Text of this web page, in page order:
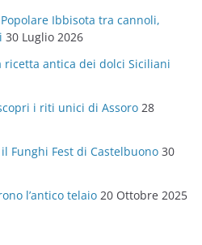
Ibbisota tra cannoli,
30 Luglio 2026
ricetta antica dei dolci Siciliani
i riti unici di Assoro 28
Funghi Fest di Castelbuono 30
l’antico telaio 20 Ottobre 2025